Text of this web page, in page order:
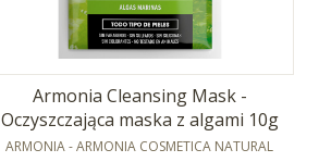
Armonia Cleansing Mask -
Oczyszczająca maska z algami 10g
PRODUCENT
ARMONIA - ARMONIA COSMETICA NATURAL